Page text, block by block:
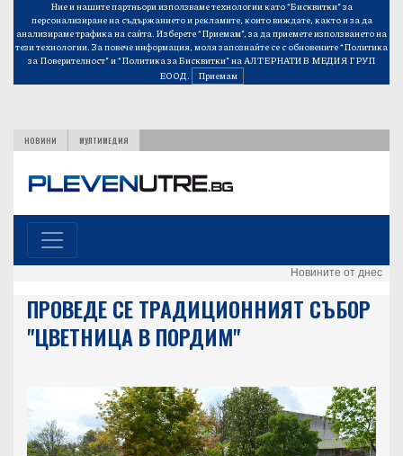
Ние и нашите партньори използваме технологии като “Бисквитки” за
персонализиране на съдържанието и рекламите, които виждате, както и за да
анализираме трафика на сайта. Изберете “Приемам”, за да приемете използването на
тези технологии. За повече информация, моля запознайте се с обновените“Политика
за Поверителност”и“Политика за Бисквитки”на АЛТЕРНАТИВ МЕДИЯ ГРУП
ЕООД.
Приемам
НОВИНИ МУЛТИМЕДИЯ
Новините от днес
ПРОВЕДЕ СЕ ТРАДИЦИОННИЯТ СЪБОР
"ЦВЕТНИЦА В ПОРДИМ"